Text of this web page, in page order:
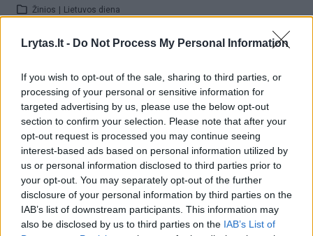
Lrytas.lt - Do Not Process My Personal Information
If you wish to opt-out of the sale, sharing to third parties, or
processing of your personal or sensitive information for
targeted advertising by us, please use the below opt-out
section to confirm your selection. Please note that after your
opt-out request is processed you may continue seeing
interest-based ads based on personal information utilized by
us or personal information disclosed to third parties prior to
your opt-out. You may separately opt-out of the further
disclosure of your personal information by third parties on the
IAB’s list of downstream participants. This information may
also be disclosed by us to third parties on the IAB’s List of
Žinios Lietuvos diena
Žiūrimiausi įrašai
00:00:49
Pateikė daugiau detalių apie iš tėvų paimtus šešis
vaikus: jiems kilusi grėsmė
Žinios Lietuvos diena